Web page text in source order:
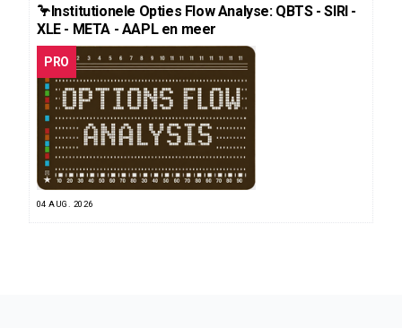
🦩Institutionele Opties Flow Analyse: QBTS - SIRI -
XLE - META - AAPL en meer
PRO
04 AUG. 2026